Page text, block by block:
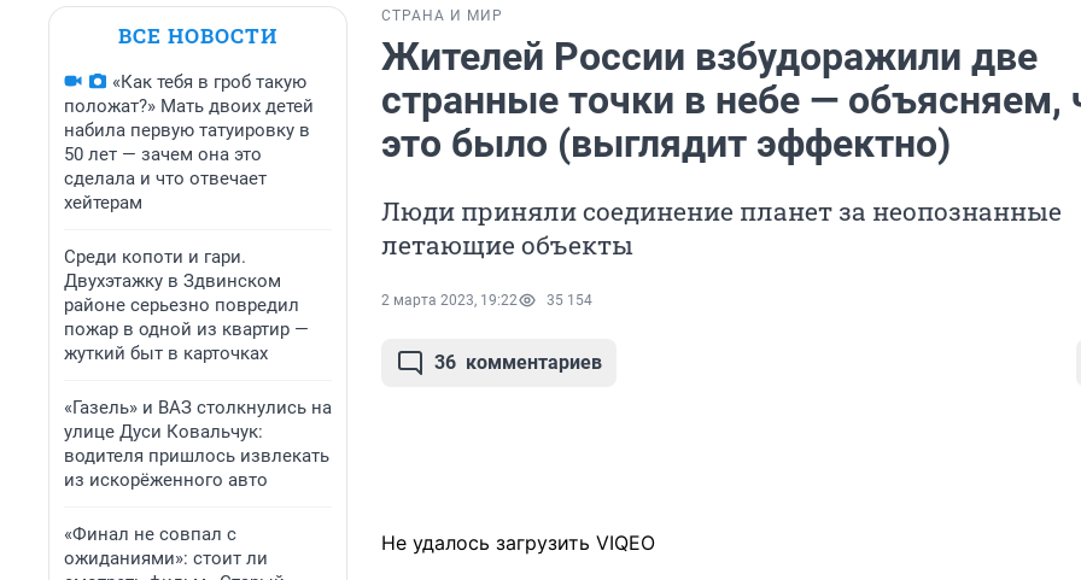
ВСЕ НОВОСТИ
«Как тебя в гроб такую
положат?» Мать двоих детей
набила первую татуировку в
50 лет — зачем она это
сделала и что отвечает
хейтерам
Среди копоти и гари.
Двухэтажку в Здвинском
районе серьезно повредил
пожар в одной из квартир —
жуткий быт в карточках
«Газель» и ВАЗ столкнулись на
улице Дуси Ковальчук:
водителя пришлось извлекать
из искорёженного авто
«Финал не совпал с
ожиданиями»: стоит ли
СТРАНА И МИР
Жителей России взбудоражили две
странные точки в небе — объясняем,
это было (выглядит эффектно)
Люди приняли соединение планет за неопознанные
летающие объекты
2 марта 2023, 19:22 35 154
36 комментариев
Не удалось загрузить VIQEO